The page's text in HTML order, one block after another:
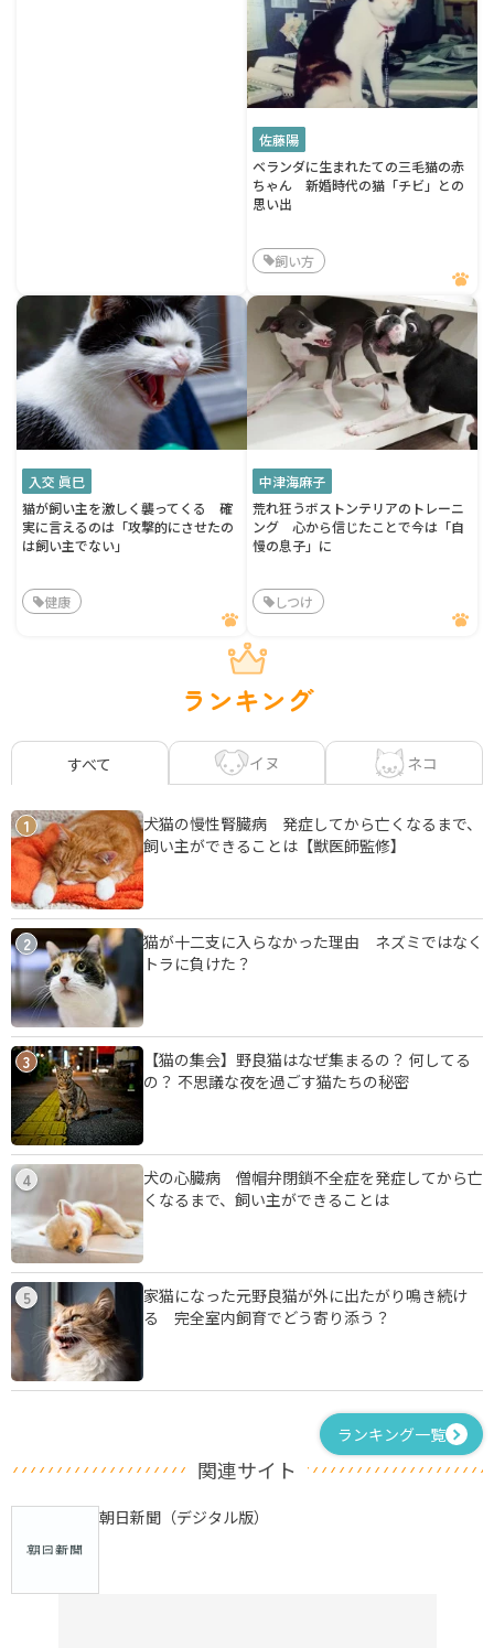
佐藤陽
ベランダに生まれたての三毛猫の赤
ちゃん 新婚時代の猫「チビ」との
思い出
飼い方
入交 眞巳
猫が飼い主を激しく襲ってくる 確
実に言えるのは「攻撃的にさせたの
は飼い主でない」
健康
中津海麻子
荒れ狂うボストンテリアのトレーニ
ング 心から信じたことで今は「自
慢の息子」に
しつけ
ランキング
すべて イヌ ネコ
1
犬猫の慢性腎臓病 発症してから亡くなるまで、
飼い主ができることは【獣医師監修】
2
猫が十二支に入らなかった理由 ネズミではなく
トラに負けた？
3
【猫の集会】野良猫はなぜ集まるの？ 何してる
の？ 不思議な夜を過ごす猫たちの秘密
4
犬の心臓病 僧帽弁閉鎖不全症を発症してから亡
くなるまで、飼い主ができることは
5
家猫になった元野良猫が外に出たがり鳴き続け
る 完全室内飼育でどう寄り添う？
ランキング一覧
関連サイト
朝日新聞（デジタル版）